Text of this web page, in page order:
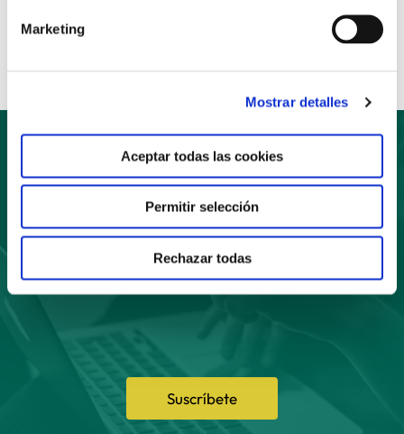
Marketing
Mostrar detalles
Aceptar todas las cookies
Permitir selección
Rechazar todas
Compartir:
Suscríbete
Suscríbete
a nuestro boletín